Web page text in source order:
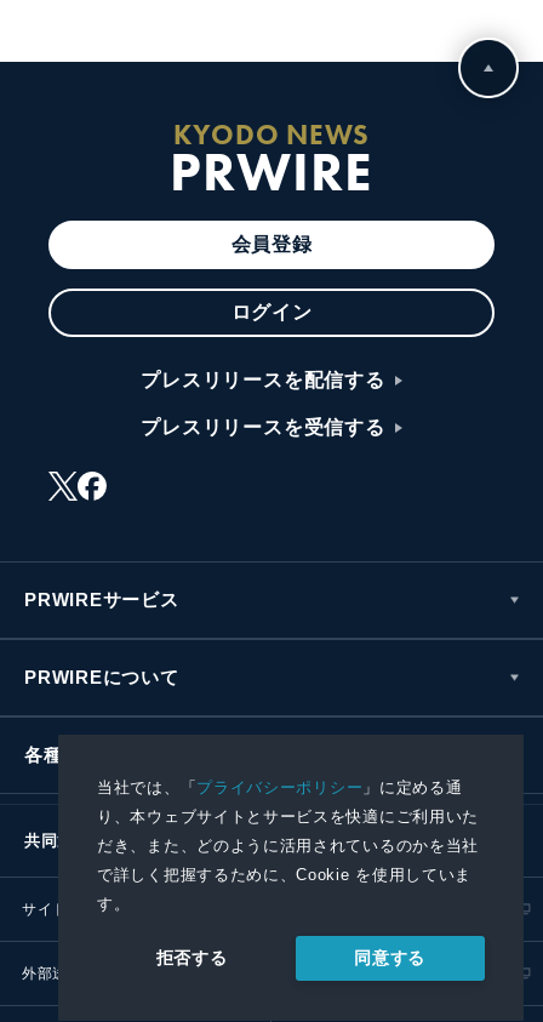
当社では、「プライバシーポリシー 」に定める通
り、本ウェブサイトとサービスを快適にご利用いた
だき、また、どのように活用されているのかを当社
で詳しく把握するために、Cookie を使用していま
す。
拒否する 同意する
KYODO NEWS
PRWIRE
会員登録
ログイン
プレスリリースを配信する
プレスリリースを受信する
PRWIREサービス
PRWIREについて
各種お問い合わせ
共同通信社グループ
サイトポリシー
外部送信ポリシー プレスリリース取扱基準